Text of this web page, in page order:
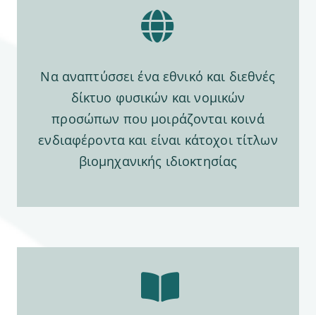
Να αναπτύσσει ένα εθνικό και διεθνές
δίκτυο φυσικών και νομικών
προσώπων που μοιράζονται κοινά
ενδιαφέροντα και είναι κάτοχοι τίτλων
βιομηχανικής ιδιοκτησίας